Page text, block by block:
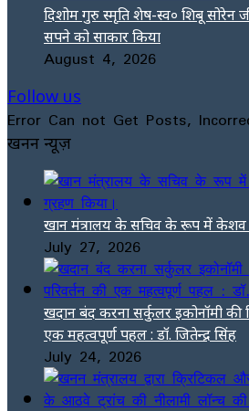
दिशोम गुरु स्मृति शेष-स्व० शिबू
सपने को साकार किया
August 4, 2026
Follow us
Error Can not Get Posts,
खनन न्यूज़
खान मंत्रालय के सचिव के रूप में केशव
July 27, 2026
खदान बंद करना सर्कुलर इकोनॉमी की
एक महत्वपूर्ण पहल : डॉ. जितेन्द्र सिंह
July 24, 2026